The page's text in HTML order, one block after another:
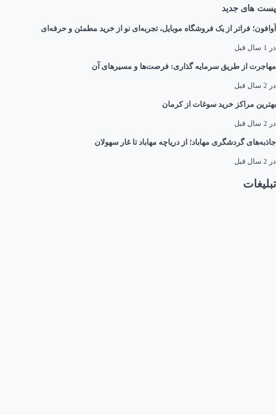
پست های جدید
آوافون؛ فراتر از یک فروشگاه موبایل، تجربه‌ای نو از خرید مطمئن و حرفه‌ای
در 1 سال قبل
مهاجرت از طریق سرمایه گذاری: فرصت‌ها و مسیرهای آن
در 2 سال قبل
بهترین مراکز خرید سوغات از کرمان
در 2 سال قبل
جاذبه‌های گردشگری مهاباد؛ از دریاچه مهاباد تا غار سهولان
در 2 سال قبل
تبلیغات